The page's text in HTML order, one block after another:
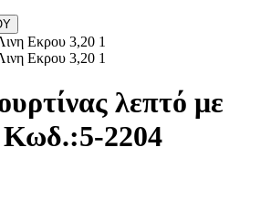
λεπτό με
Κωδ.:5-2204